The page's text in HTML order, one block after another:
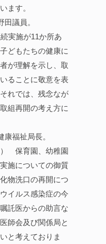
ます。
議員。
実施が11か所あ
どもたちの健康に
が理解を示し、取
ることに敬意を表
れでは、残念なが
組再開の考え方に
福祉局長。
保育園、幼稚園
施についての御質
物洗口の再開につ
イルス感染症の今
託医からの助言な
師会及び関係局と
と考えておりま